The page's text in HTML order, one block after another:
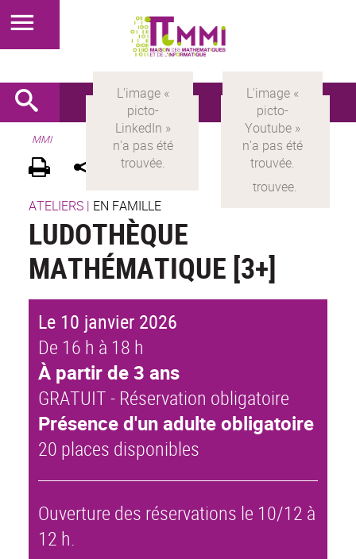
MMI
ATELIERS | EN FAMILLE
LUDOTHÈQUE
MATHÉMATIQUE [3+]
Le 10 janvier 2026
De 16 h à 18 h
À partir de 3 ans
GRATUIT - Réservation obligatoire
Présence d'un adulte obligatoire
20 places disponibles
Ouverture des réservations le 10/12 à
12 h.